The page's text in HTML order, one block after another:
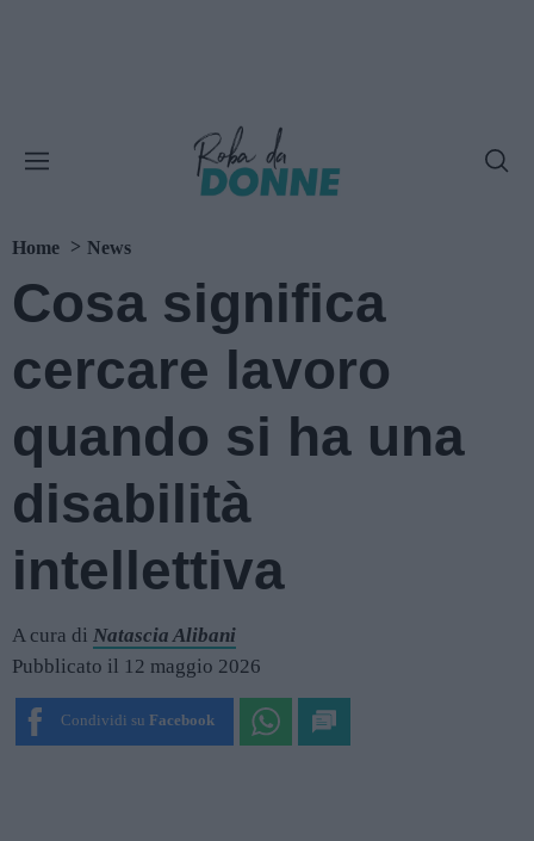
Home News
Cosa significa
cercare lavoro
quando si ha una
disabilità
intellettiva
A cura di Natascia Alibani
Pubblicato il 12 maggio 2026
Condividi su Facebook